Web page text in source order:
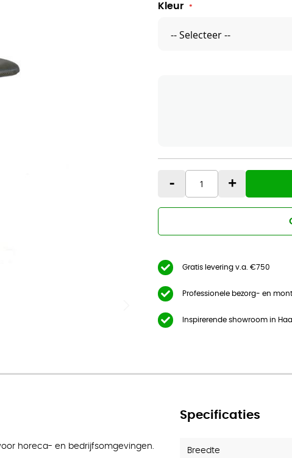
Kleur
- +
Gratis levering v.a. €750
Professionele bezorg- en
Inspirerende showroom in
horeca- en bedrijfsomgevingen.
Specificaties
Breedte